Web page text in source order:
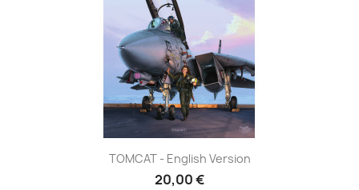
TOMCAT - English Version
20,00 €